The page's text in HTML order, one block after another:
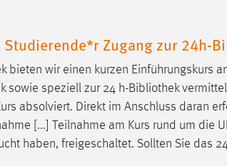
Zugang zur 24h-
bieten wir einen kurzen Einführungskurs
sowie speziell zur 24 h-Bibliothek
absolviert. Direkt im Anschluss daran
[...] Teilnahme am Kurs rund um die
haben, freigeschaltet. Sollten Sie das